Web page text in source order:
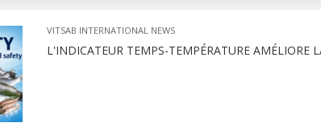
VITSAB INTERNATIONAL NEWS
L'INDICATEUR TEMPS-TEMPÉRATURE AMÉLIORE